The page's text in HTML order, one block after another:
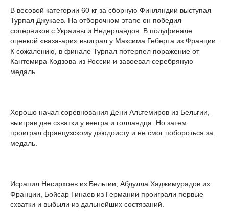
В весовой категории 60 кг за сборную Финляндии выступал
Турпал Джукаев. На отборочном этапе он победил
соперников с Украины и Недерландов. В полуфинале
оценкой «ваза-ари» выиграл у Максима Геберта из Франции.
К сожалению, в финале Турпал потерпел поражение от
Кантемира Кодзова из России и завоевал серебряную
медаль.
Хорошо начал соревнования Дени Альтемиров из Бельгии,
выиграв две схватки у венгра и голландца. Но затем
проиграл французскому дзюдоисту и не смог побороться за
медаль.
Исрапил Несирхоев из Бельгии, Абдулла Хаджимурадов из
Франции, Бойсар Гинаев из Германии проиграли первые
схватки и выбыли из дальнейших состязаний.